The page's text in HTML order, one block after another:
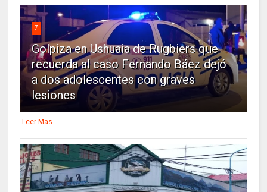
7
Golpiza en Ushuaia de Rugbiers que
recuerda al caso Fernando Báez dejó
a dos adolescentes con graves
lesiones
Leer Mas